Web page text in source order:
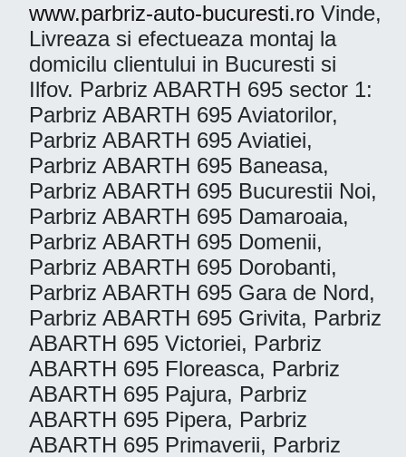
www.parbriz-auto-bucuresti.ro Vinde,
Livreaza si efectueaza montaj la
domicilu clientului in Bucuresti si
Ilfov. Parbriz ABARTH 695 sector 1:
Parbriz ABARTH 695 Aviatorilor,
Parbriz ABARTH 695 Aviatiei,
Parbriz ABARTH 695 Baneasa,
Parbriz ABARTH 695 Bucurestii Noi,
Parbriz ABARTH 695 Damaroaia,
Parbriz ABARTH 695 Domenii,
Parbriz ABARTH 695 Dorobanti,
Parbriz ABARTH 695 Gara de Nord,
Parbriz ABARTH 695 Grivita, Parbriz
ABARTH 695 Victoriei, Parbriz
ABARTH 695 Floreasca, Parbriz
ABARTH 695 Pajura, Parbriz
ABARTH 695 Pipera, Parbriz
ABARTH 695 Primaverii, Parbriz